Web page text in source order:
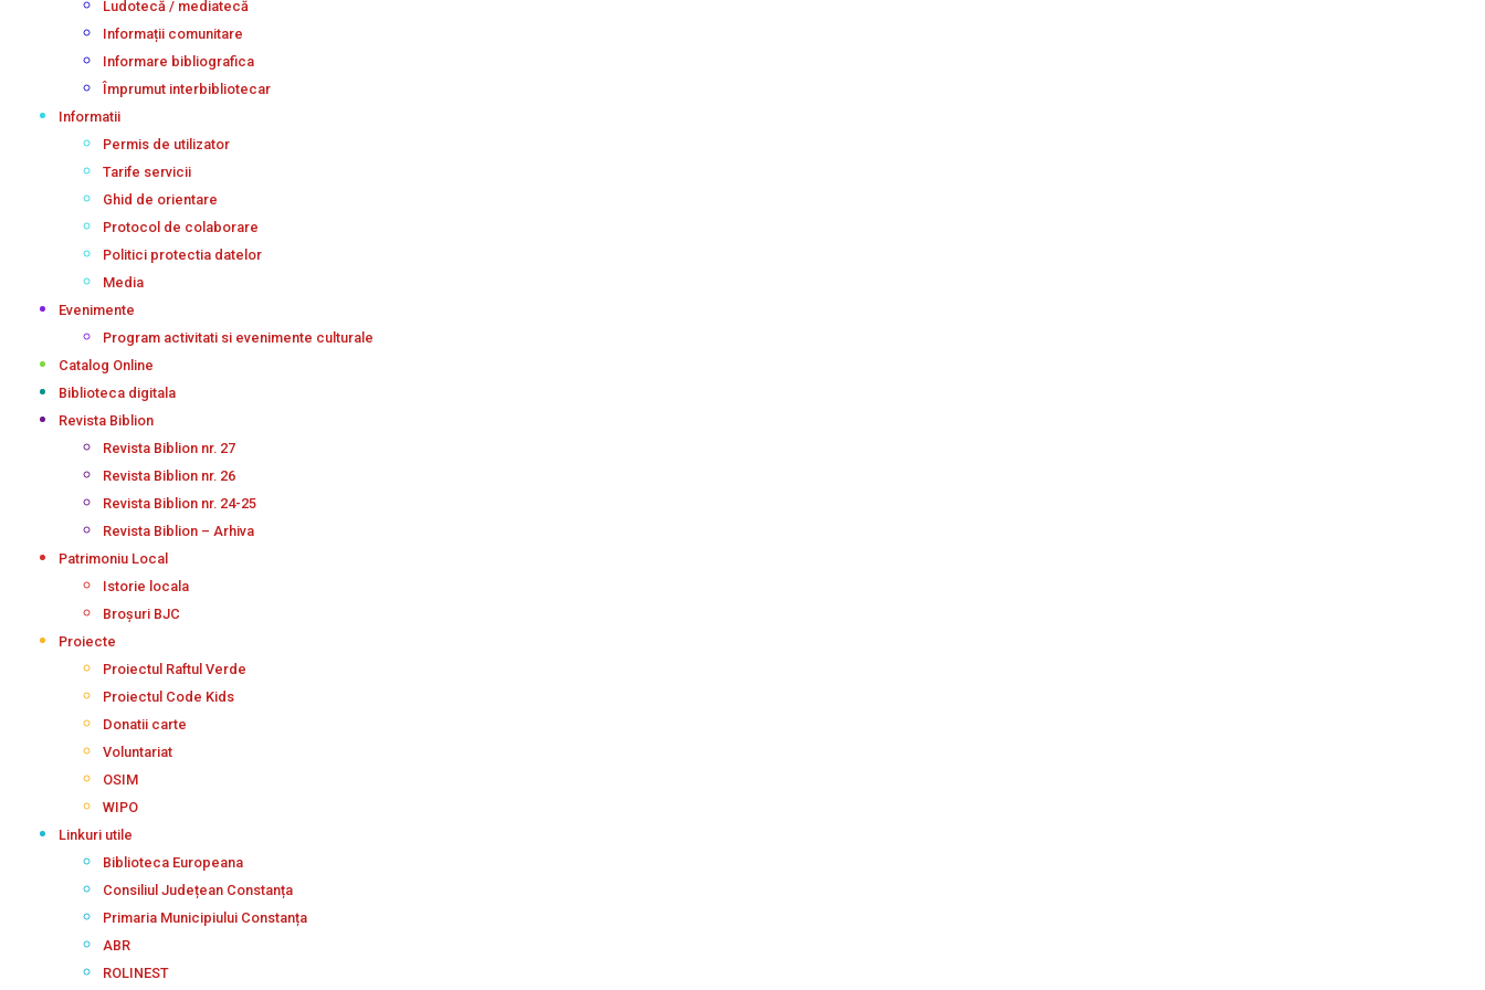
Ludotecă / mediatecă
Informații comunitare
Informare bibliografica
Împrumut interbibliotecar
Informatii
Permis de utilizator
Tarife servicii
Ghid de orientare
Protocol de colaborare
Politici protectia datelor
Media
Evenimente
Program activitati si evenimente culturale
Catalog Online
Biblioteca digitala
Revista Biblion
Revista Biblion nr. 27
Revista Biblion nr. 26
Revista Biblion nr. 24-25
Revista Biblion – Arhiva
Patrimoniu Local
Istorie locala
Broșuri BJC
Proiecte
Proiectul Raftul Verde
Proiectul Code Kids
Donatii carte
Voluntariat
OSIM
WIPO
Linkuri utile
Biblioteca Europeana
Consiliul Județean Constanța
Primaria Municipiului Constanța
ABR
ROLINEST